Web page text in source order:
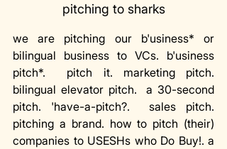
pitching to sharks
we are pitching our b'usiness* or
bilingual business to VCs. b'usiness
pitch*.  pitch it. marketing pitch.
bilingual elevator pitch.  a 30-second
pitch. 'have-a-pitch?.  sales pitch.
pitching a brand. how to pitch (their)
companies to USESHs who Do Buy!. a